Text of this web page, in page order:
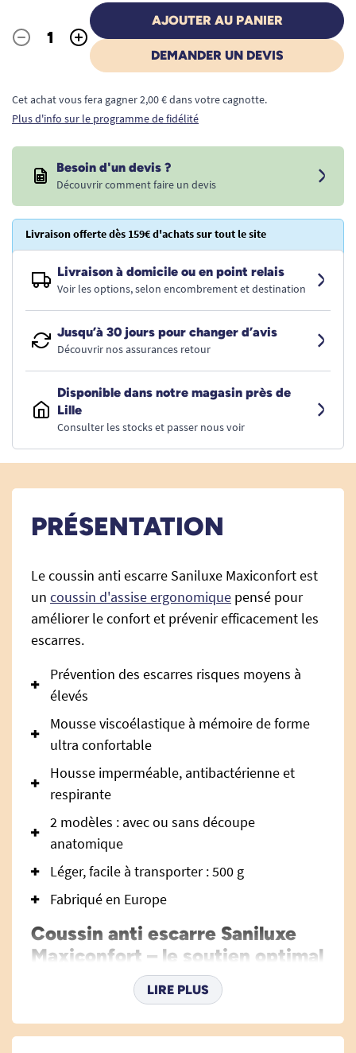
Quantité
- +
AJOUTER AU PANIER
DEMANDER UN DEVIS
Cet achat vous fera gagner 2,00 € dans votre cagnotte.
Plus d'info sur le programme de fidélité
Besoin d'un devis ?
Découvrir comment faire un devis
Livraison offerte dès 159€ d'achats sur tout le site
Livraison à domicile ou en point relais
Voir les options, selon encombrement et destination
Jusqu’à 30 jours pour changer d’avis
Découvrir nos assurances retour
Disponible dans notre magasin près de
Lille
Consulter les stocks et passer nous voir
PRÉSENTATION
Le coussin anti escarre Saniluxe Maxiconfort est
un coussin d'assise ergonomique pensé pour
améliorer le confort et prévenir efficacement les
escarres.
Prévention des escarres risques moyens à
élevés
Mousse viscoélastique à mémoire de forme
ultra confortable
Housse imperméable, antibactérienne et
respirante
2 modèles : avec ou sans découpe
anatomique
Léger, facile à transporter : 500 g
Fabriqué en Europe
Coussin anti escarre Saniluxe
Maxiconfort – le soutien optimal
pour prévenir l’apparition des
Le coussin anti escarre Saniluxe Maxiconfort a
LIRE PLUS